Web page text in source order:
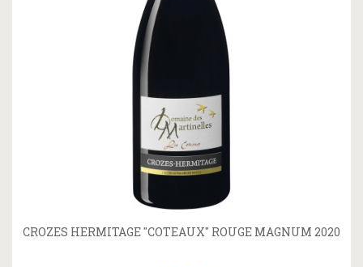
CROZES HERMITAGE "COTEAUX" ROUGE MAGNUM 2020